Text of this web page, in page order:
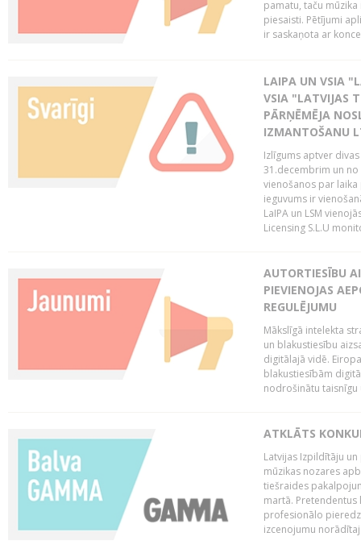
pamatu, taču
piesaisti. Pētījumi
ir saskaņota ar
LAIPA UN VSIA
VSIA "LATVIJAS
PĀRŅĒMĒJA
IZMANTOŠANU
Izlīgums aptver
31.decembrim un no
vienošanos par
ieguvums ir
LaIPA un LSM
Licensing S.L.U
AUTORTIESĪBU
PIEVIENOJAS
REGULĒJUMU
Mākslīgā intelekta
un blakustiesību
digitālajā vidē.
blakustiesībām
nodrošinātu taisnīgu
ATKLĀTS
Latvijas Izpildītāju
mūzikas nozares
tiešraides
martā. Pretendentus
profesionālo
izcenojumu